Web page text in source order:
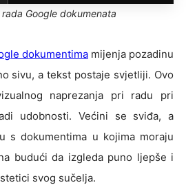
Google dokumenata
dokumentima mijenja pozadinu
sivu, a tekst postaje svjetliji. Ovo
naprezanja pri radu pri
udobnosti. Većini se sviđa, a
s dokumentima u kojima moraju
budući da izgleda puno ljepše i
svog sučelja.